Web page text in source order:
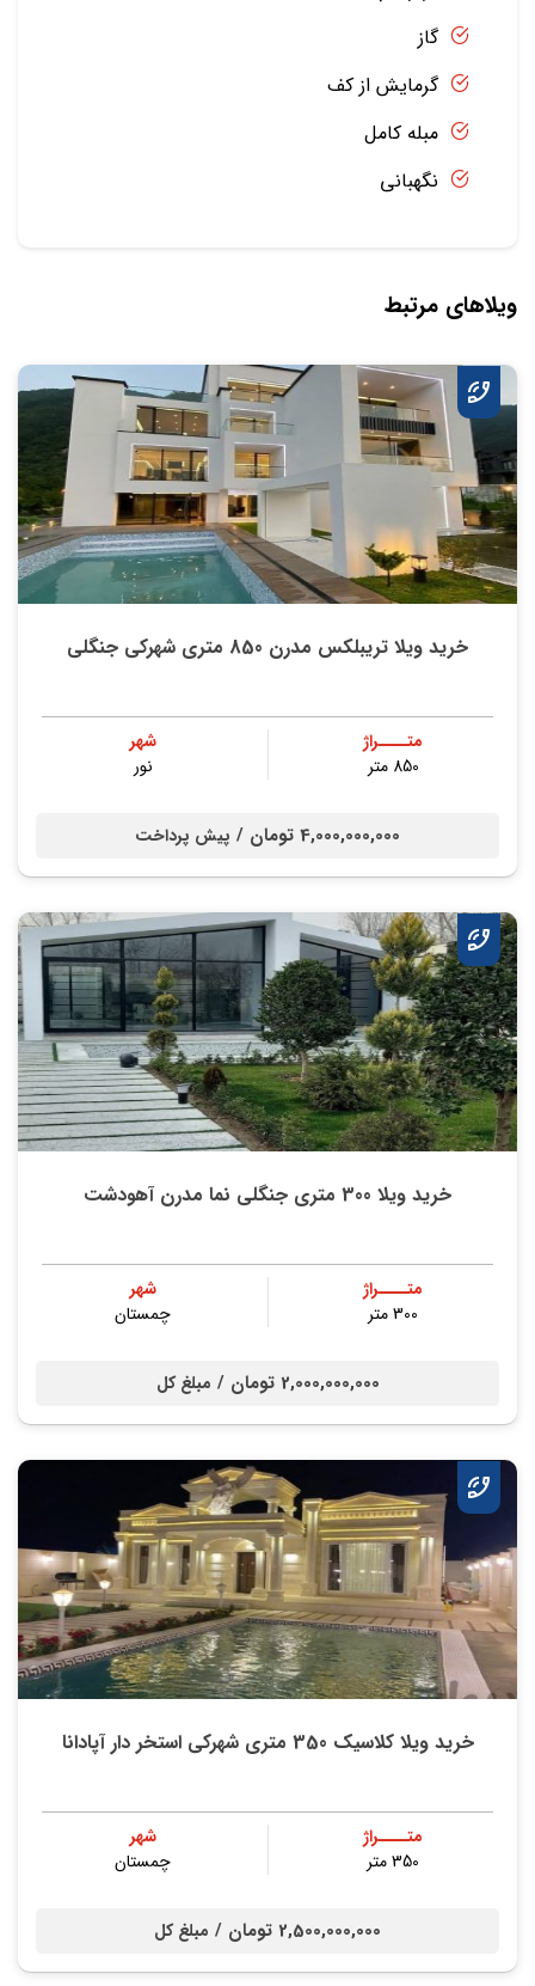
گاز
گرمایش از کف
مبله کامل
نگهبانی
ویلاهای مرتبط
خرید ویلا تریبلکس مدرن 850 متری شهرکی جنگلی
متــــراژ
850 متر
شهر
نور
4,000,000,000 تومان / پیش پرداخت
خرید ویلا 300 متری جنگلی نما مدرن آهودشت
متــــراژ
300 متر
شهر
چمستان
2,000,000,000 تومان / مبلغ کل
خرید ویلا کلاسیک 350 متری شهرکی استخر دار آپادانا
متــــراژ
350 متر
شهر
چمستان
2,500,000,000 تومان / مبلغ کل